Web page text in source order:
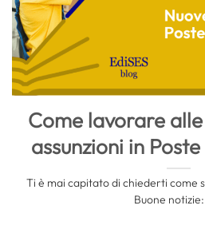
Come lavorare
assunzioni in
Ti è mai capitato di chiederti come
Buone